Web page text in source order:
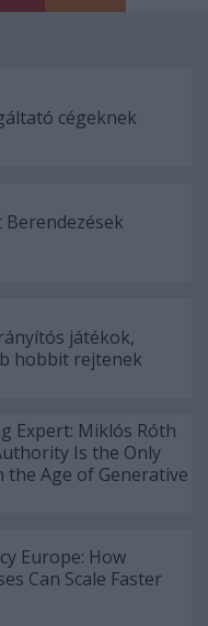
cégeknek
játékok,
hobbit rejtenek
Expert: Miklós Róth
Is the Only
the Age of Generative
Europe: How
Can Scale Faster